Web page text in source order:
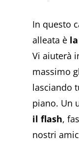
In questo
alleata è
Vi aiuterà
massimo
lasciando
piano. Un
il flash,
nostri